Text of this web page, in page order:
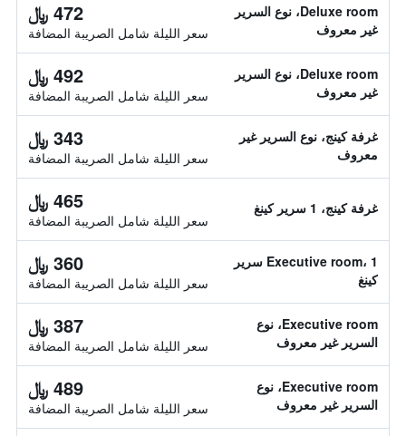
Deluxe room، نوع السرير
غير معروف
472 ﷼
سعر الليلة شامل الصريبة المضافة
Deluxe room، نوع السرير
غير معروف
492 ﷼
سعر الليلة شامل الصريبة المضافة
غرفة كينج، نوع السرير غير
معروف
343 ﷼
سعر الليلة شامل الصريبة المضافة
غرفة كينج، 1 سرير كينغ 465 ﷼
سعر الليلة شامل الصريبة المضافة
Executive room، 1 سرير
كينغ
360 ﷼
سعر الليلة شامل الصريبة المضافة
Executive room، نوع
السرير غير معروف
387 ﷼
سعر الليلة شامل الصريبة المضافة
Executive room، نوع
السرير غير معروف
489 ﷼
سعر الليلة شامل الصريبة المضافة